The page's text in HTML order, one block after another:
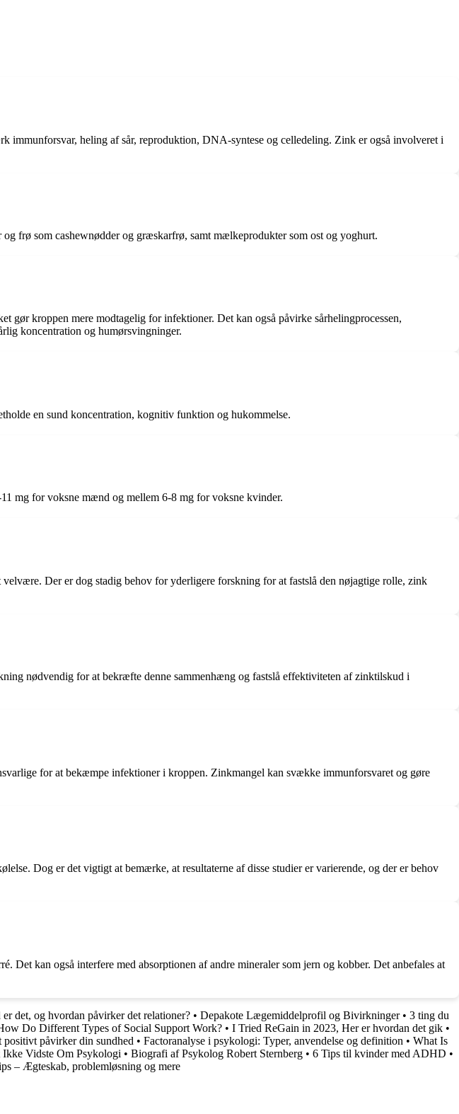
immunforsvar, heling af sår, reproduktion, DNA-syntese og celledeling. Zink er også involveret i
frø som cashewnødder og græskarfrø, samt mælkeprodukter som ost og yoghurt.
kroppen mere modtagelig for infektioner. Det kan også påvirke sårhelingprocessen,
koncentration og humørsvingninger.
en sund koncentration, kognitiv funktion og hukommelse.
mg for voksne mænd og mellem 6-8 mg for voksne kvinder.
Der er dog stadig behov for yderligere forskning for at fastslå den nøjagtige rolle, zink
nødvendig for at bekræfte denne sammenhæng og fastslå effektiviteten af zinktilskud i
for at bekæmpe infektioner i kroppen. Zinkmangel kan svække immunforsvaret og gøre
Dog er det vigtigt at bemærke, at resultaterne af disse studier er varierende, og der er behov
kan også interfere med absorptionen af ​​andre mineraler som jern og kobber. Det anbefales at
det, og hvordan påvirker det relationer? • Depakote Lægemiddelprofil og Bivirkninger• 3 ting du
Do Different Types of Social Support Work? • I Tried ReGain in 2023, Her er hvordan det gik •
påvirker din sundhed • Factoranalyse i psykologi: Typer, anvendelse og definition • What Is
Vidste Om Psykologi • Biografi af Psykolog Robert Sternberg • 6 Tips til kvinder med ADHD •
– Ægteskab, problemløsning og mere